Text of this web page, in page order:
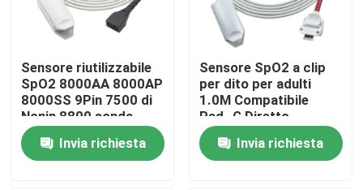
Casa
Prodotti
Sensore riutilizzabile
SpO2 8000AA 8000AP
8000SS 9Pin 7500 di
Nonin 8800 sonda
adulta della clip SpO2
del dito di Xpod 3012
Invia richiesta
Sensore SpO2 a clip
per dito per adulti
1.0M Compatibile
Rad- G Diretto
Invia richiesta